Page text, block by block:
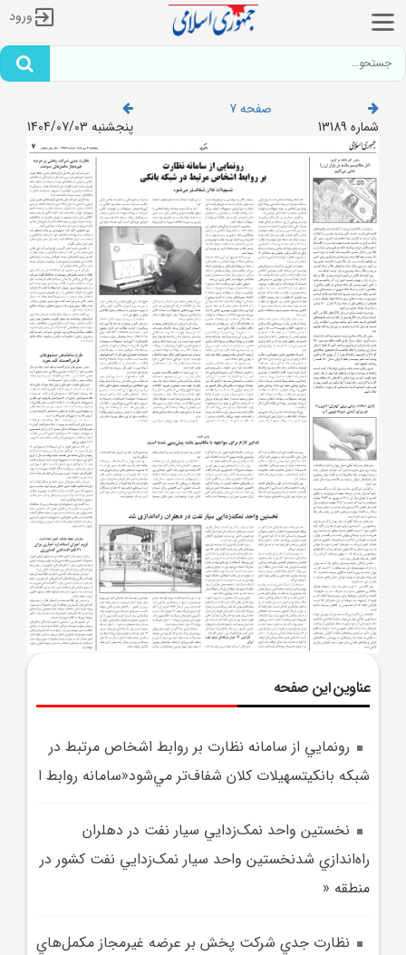
ورود
صفحه 7
شماره 13189
پنجشنبه 1404/07/03
عناوین این صفحه
رونمايي از سامانه نظارت بر روابط اشخاص مرتبط در
شبکه بانکيتسهيلات کلان شفاف‌تر مي‌شود«سامانه روابط ا
نخستين واحد نمک‌زدايي سيار نفت در دهلران
راه‌اندازي شدنخستين واحد سيار نمک‌زدايي نفت کشور در
منطقه «
نظارت جدي شرکت پخش بر عرضه غيرمجاز مکمل‌هاي